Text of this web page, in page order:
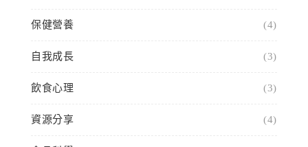
保健營養 (4)
自我成長 (3)
飲食心理 (3)
資源分享 (4)